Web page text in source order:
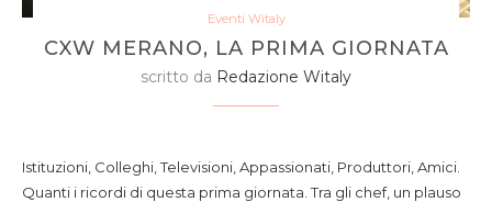
Eventi Witaly
CXW MERANO, LA PRIMA GIORNATA
scritto da Redazione Witaly
personaggi illustri affollano la Gourmet Arena
Istituzioni, Colleghi, Televisioni, Appassionati, Produttori, Amici.
Quanti i ricordi di questa prima giornata. Tra gli chef, un plauso